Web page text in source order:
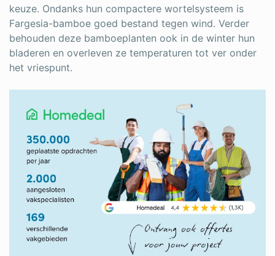
keuze. Ondanks hun compactere wortelsysteem is
Fargesia-bamboe goed bestand tegen wind. Verder
behouden deze bamboeplanten ook in de winter hun
bladeren en overleven ze temperaturen tot ver onder
het vriespunt.